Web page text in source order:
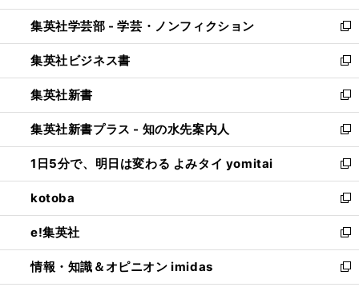
開
く
ウ
で
開
く
ン
ド
ウ
で
開
く
ウ
ィ
ン
ド
ウ
で
開
く
集英社学芸部 - 学芸・ノンフィクション
新
し
い
ウ
ィ
ン
ド
ウ
で
開
く
集英社ビジネス書
新
し
い
ウ
ィ
ン
ド
ウ
で
開
く
集英社新書
新
し
い
ウ
ィ
ン
ド
ウ
で
開
く
集英社新書プラス - 知の水先案内人
新
し
い
ウ
ィ
ン
ド
ウ
で
開
1日5分で、明日は変わる よみタイ yomitai
新
し
い
ウ
ィ
ン
ド
ウ
kotoba
新
し
い
ウ
ィ
ン
e!集英社
新
し
い
ウ
情報・知識＆オピニオン imidas
新
し